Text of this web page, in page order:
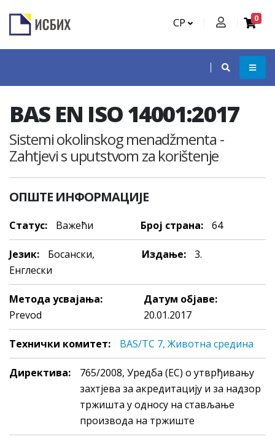
СР 0
BAS EN ISO 14001:2017
Sistemi okolinskog menadžmenta -
Zahtjevi s uputstvom za korištenje
ОПШТЕ ИНФОРМАЦИЈЕ
Статус: Важећи Број страна: 64
Језик:
Босански,
Енглески
Издање: 3.
Метода усвајања:
Prevod
Датум објаве:
20.01.2017
Технички комитет: BAS/TC 7, Животна средина
Директива:
765/2008, Уредба (EC) о утврђивању
захтјева за акредитацију и за надзор
тржишта у односу на стављање
производа на тржиште